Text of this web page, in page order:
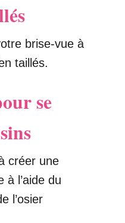
brise-vue à
taillés.
se
créer une
à l’aide du
l’osier